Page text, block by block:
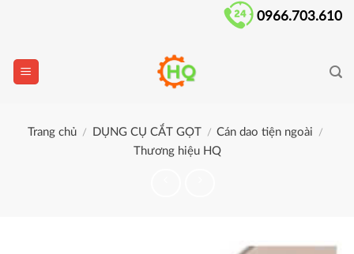
0966.703.610
Trang chủ / DỤNG CỤ CẮT GỌT / Cán dao tiện ngoài /
Thương hiệu HQ